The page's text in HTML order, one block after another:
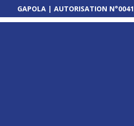
GAPOLA | AUTORISATION